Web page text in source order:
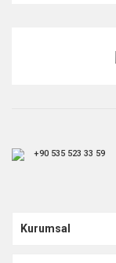
+90 535 523 33 59
Kurumsal